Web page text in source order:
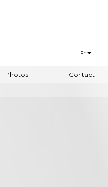
Fr
Photos Contact